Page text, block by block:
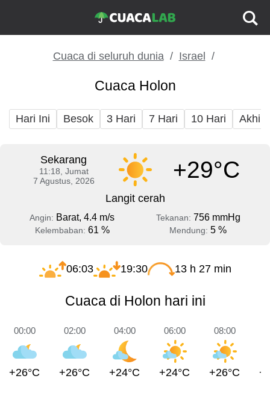
Cuaca di seluruh dunia Israel
Cuaca Holon
Hari Ini Besok 3 Hari 7 Hari 10 Hari Akhir
Sekarang
11:18, Jumat
7 Agustus, 2026
+29°C
Langit cerah
Angin: Barat, 4.4 m/s Tekanan: 756 mmHg
Kelembaban: 61 % Mendung: 5 %
06:03 19:30 13 h 27 min
Cuaca di Holon hari ini
00:00
+26°C
02:00
+26°C
04:00
+24°C
06:00
+24°C
08:00
+26°C